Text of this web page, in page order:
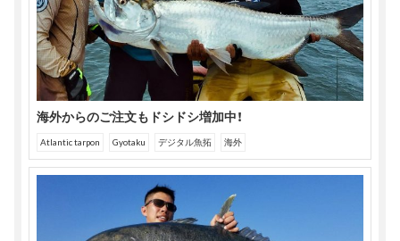
海外からのご注文もドシドシ増加中！
Atlantic tarpon Gyotaku デジタル魚拓 海外